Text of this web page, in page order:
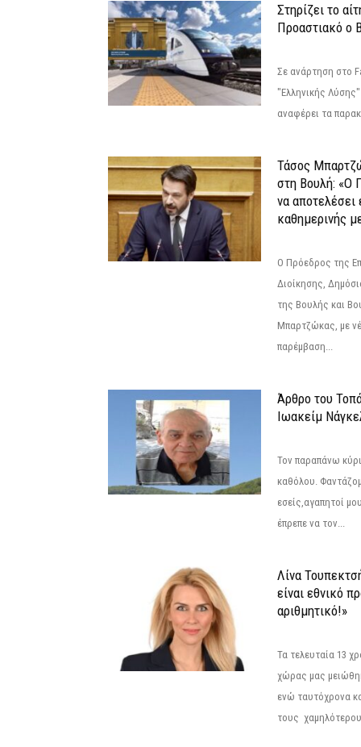
Στηρίζει το
Προαστιακό ο
Σε ανάρτηση στο
"Ελληνικής
αναφέρει τα
Τάσος
στη Βουλή: «Ο
να αποτελέσει
καθημερινής
Ο Πρόεδρος της
Διοίκησης,
της Βουλής και
Μπαρτζώκας, με
παρέμβαση...
Άρθρο του
Ιωακείμ
Τον παραπάνω
καθόλου.
εσείς,αγαπητοί
έπρεπε να τον...
Λίνα
είναι εθνικό
αριθμητικό!»
Τα τελευταία 13
χώρας μας
ενώ ταυτόχρονα
τους